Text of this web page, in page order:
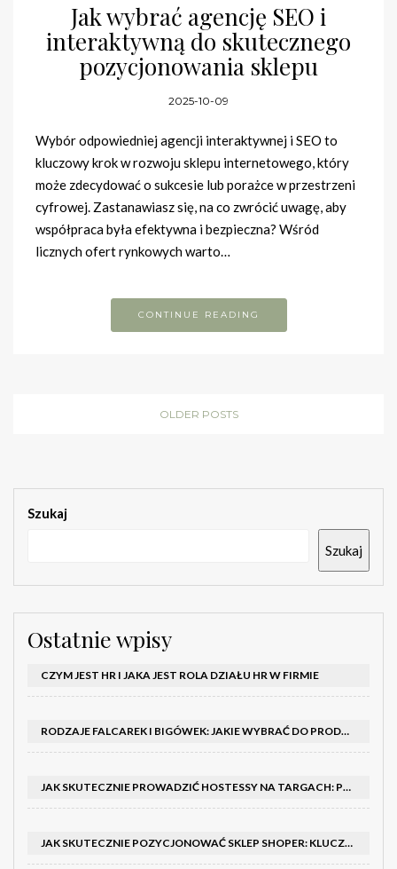
Jak wybrać agencję SEO i
interaktywną do skutecznego
pozycjonowania sklepu
2025-10-09
Wybór odpowiedniej agencji interaktywnej i SEO to
kluczowy krok w rozwoju sklepu internetowego, który
może zdecydować o sukcesie lub porażce w przestrzeni
cyfrowej. Zastanawiasz się, na co zwrócić uwagę, aby
współpraca była efektywna i bezpieczna? Wśród
licznych ofert rynkowych warto…
CONTINUE READING
OLDER POSTS
Szukaj
Szukaj
Ostatnie wpisy
CZYM JEST HR I JAKA JEST ROLA DZIAŁU HR W FIRMIE
RODZAJE FALCAREK I BIGÓWEK: JAKIE WYBRAĆ DO PRODUKCJI?
JAK SKUTECZNIE PROWADZIĆ HOSTESSY NA TARGACH: PORADNIK I SZKOLENIA
JAK SKUTECZNIE POZYCJONOWAĆ SKLEP SHOPER: KLUCZOWE KROKI I STRATEGIE